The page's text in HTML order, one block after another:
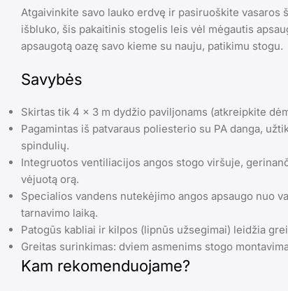
Atgaivinkite savo lauko erdvę ir pasiruoškite
išbluko, šis pakaitinis stogelis leis vėl mėgautis
apsaugotą oazę savo kieme su nauju, patikimu stogu.
Savybės
Skirtas tik 4 x 3 m dydžio paviljonams (atkreipkite
Pagamintas iš patvaraus poliesterio su PA danga,
spindulių.
Integruotos ventiliacijos angos stogo viršuje,
vėjuotą orą.
Specialios vandens nutekėjimo angos apsaugo nuo
tarnavimo laiką.
Patogūs kabliai ir kilpos (lipnūs užsegimai) leidžia
Greitas surinkimas: dviem asmenims stogo
Kam rekomenduojame?